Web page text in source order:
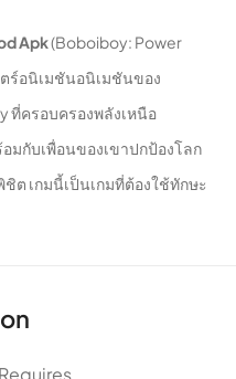
Apk(Boboiboy: Power
ร์อนิเมชันอนิเมชันของ
ที่ครอบครองพลังเหนือ
มกับเพื่อนของเขาปกป้องโลก
ต เกมนี้เป็นเกมที่ต้องใช้ทักษะ
ตัวการ์ตูนที่โด่งดังได้รับความ
Requires